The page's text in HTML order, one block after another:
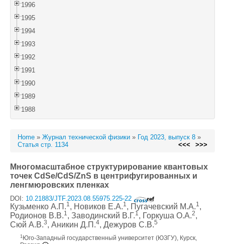
1996
1995
1994
1993
1992
1991
1990
1989
1988
Home » Журнал технической физики » Год 2023, выпуск 8 »
Статья стр. 1134
<<< >>>
Многомасштабное структурирование квантовых
точек CdSe/CdS/ZnS в центрифугированных и
ленгмюровских пленках
DOI: 10.21883/JTF.2023.08.55975.225-22
Кузьменко А.П.1, Новиков Е.А.1, Пугачевский М.А.1,
Родионов В.В.1, Заводинский В.Г.1, Горкуша О.А.2,
Сюй А.В.3, Аникин Д.П.4, Дежуров С.В.5
1 Юго-Западный государственный университет (ЮЗГУ), Курск,